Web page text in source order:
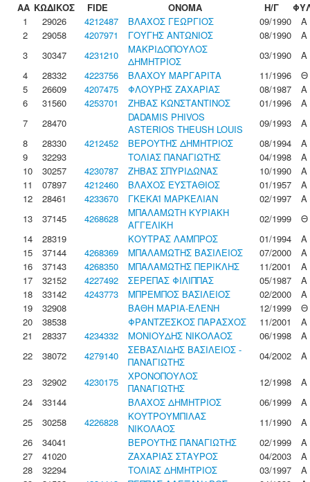
ΑΑ ΚΩΔΙΚΟΣ FIDE ΟΝΟΜΑ Η/Γ
1
29026 4212487 ΒΛΑΧΟΣ ΓΕΩΡΓΙΟΣ 09/1990
Α
2
29058 4207971 ΓΟΥΓΗΣ ΑΝΤΩΝΙΟΣ 08/1990
Α
3
30347 4231210
ΜΑΚΡΙΔΟΠΟΥΛΟΣ
ΔΗΜΗΤΡΙΟΣ
03/1990
Α
4
28332 4223756 ΒΛΑΧΟΥ ΜΑΡΓΑΡΙΤΑ 11/1996
Θ
5
26609 4207475 ΦΛΟΥΡΗΣ ΖΑΧΑΡΙΑΣ 08/1987
Α
6
31560 4253701 ΖΗΒΑΣ ΚΩΝΣΤΑΝΤΙΝΟΣ 01/1996
Α
7
28470
DADAMIS PHIVOS
ASTERIOS THEUSH LOUIS
09/1993
Α
8
28330 4212452 ΒΕΡΟΥΤΗΣ ΔΗΜΗΤΡΙΟΣ 08/1994
Α
9
32293 ΤΟΛΙΑΣ ΠΑΝΑΓΙΩΤΗΣ 04/1998
Α
10
30257 4230787 ΖΗΒΑΣ ΣΠΥΡΙΔΩΝΑΣ 10/1990
Α
11
07897 4212460 ΒΛΑΧΟΣ ΕΥΣΤΑΘΙΟΣ 01/1957
Α
12
28461 4233670 ΓΚΕΚΑΪ ΜΑΡΚΕΛΙΑΝ 02/1997
Α
13
37145 4268628
ΜΠΑΛΑΜΩΤΗ ΚΥΡΙΑΚΗ
ΑΓΓΕΛΙΚΗ
02/1999
Θ
14
28319 ΚΟΥΤΡΑΣ ΛΑΜΠΡΟΣ 01/1994
Α
15
37144 4268369 ΜΠΑΛΑΜΩΤΗΣ ΒΑΣΙΛΕΙΟΣ 07/2000
Α
16
37143 4268350 ΜΠΑΛΑΜΩΤΗΣ ΠΕΡΙΚΛΗΣ 11/2001
Α
17
32152 4227492 ΣΕΡΕΠΑΣ ΦΙΛΙΠΠΑΣ 05/1987
Α
18
33142 4243773 ΜΠΡΕΜΠΟΣ ΒΑΣΙΛΕΙΟΣ 02/2000
Α
19
32908 ΒΑΘΗ ΜΑΡΙΑ-ΕΛΕΝΗ 12/1999
Θ
20
38538 ΦΡΑΝΤΖΕΣΚΟΣ ΠΑΡΑΣΧΟΣ 11/2001
Α
21
28337 4234332 ΜΟΝΙΟΥΔΗΣ ΝΙΚΟΛΑΟΣ 06/1998
Α
22
38072 4279140
ΣΕΒΑΣΛΙΔΗΣ ΒΑΣΙΛΕΙΟΣ -
ΠΑΝΑΓΙΩΤΗΣ
04/2002
Α
23
32902 4230175
ΧΡΟΝΟΠΟΥΛΟΣ
ΠΑΝΑΓΙΩΤΗΣ
12/1998
Α
24
33144 ΒΛΑΧΟΣ ΔΗΜΗΤΡΙΟΣ 06/1999
Α
25
30258 4226828
ΚΟΥΤΡΟΥΜΠΙΛΑΣ
ΝΙΚΟΛΑΟΣ
11/1990
Α
26
34041 ΒΕΡΟΥΤΗΣ ΠΑΝΑΓΙΩΤΗΣ 02/1999
Α
27
41020 ΖΑΧΑΡΙΑΣ ΣΤΑΥΡΟΣ 04/2003
Α
28
32294 ΤΟΛΙΑΣ ΔΗΜΗΤΡΙΟΣ 03/1997
Α